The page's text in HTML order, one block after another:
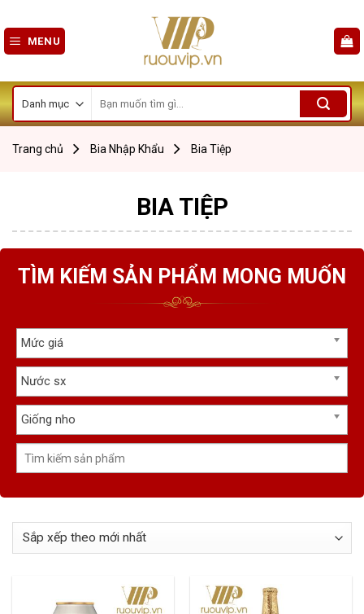
to
content
MENU
kiếm:
Trang chủ Bia Nhập Khẩu Bia Tiệp
BIA TIỆP
TÌM KIẾM SẢN PHẨM MONG MUỐN
Mức giá
Nước sx
Giống nho